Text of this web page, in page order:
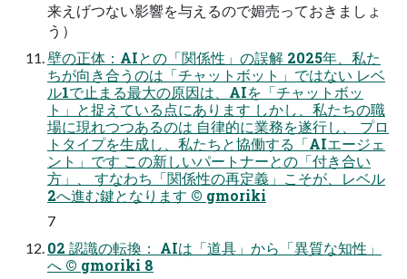
来えげつない影響を与えるので媚売っておきましょ
う）
壁の正体：AIとの「関係性」の誤解 2025年、私た
ちが向き合うのは「チャットボット」ではない レベ
ル1で止まる最大の原因は、AIを「チャットボッ
ト」と捉えている点にあります しかし、私たちの職
場に現れつつあるのは 自律的に業務を遂行し、 プロ
トタイプを生成し、私たちと協働する「AIエージェ
ント」です この新しいパートナーとの「付き合い
方」、 すなわち「関係性の再定義」こそが、レベル
2へ進む鍵となります © gmoriki
7
02 認識の転換： AIは「道具」から「異質な知性」
へ © gmoriki 8